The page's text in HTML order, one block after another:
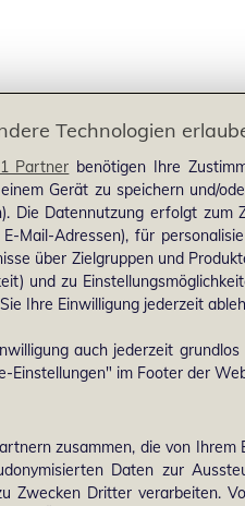
Technologien
Partner benötigen Ihre
Gerät zu speichern und/
Die Datennutzung erfolgt
E-Mail-Adressen), für
über Zielgruppen und
und zu
Ihre Einwilligung jederzeit
auch jederzeit
Einstellungen" im Footer der
zusammen, die von Ihrem
Daten zur
Zwecken Dritter verarbeiten.